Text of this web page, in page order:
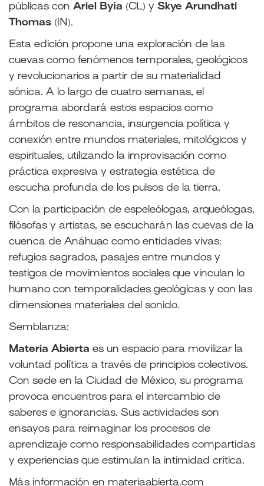
públicas con Ariel Byía (CL) y Skye Arundhati
Thomas (IN).
Esta edición propone una exploración de las
cuevas como fenómenos temporales, geológicos
y revolucionarios a partir de su materialidad
sónica. A lo largo de cuatro semanas, el
programa abordará estos espacios como
ámbitos de resonancia, insurgencia política y
conexión entre mundos materiales, mitológicos y
espirituales, utilizando la improvisación como
práctica expresiva y estrategia estética de
escucha profunda de los pulsos de la tierra.
Con la participación de espeleólogas, arqueólogas,
filósofas y artistas, se escucharán las cuevas de la
cuenca de Anáhuac como entidades vivas:
refugios sagrados, pasajes entre mundos y
testigos de movimientos sociales que vinculan lo
humano con temporalidades geológicas y con las
dimensiones materiales del sonido.
Semblanza:
Materia Abierta es un espacio para movilizar la
voluntad política a través de principios colectivos.
Con sede en la Ciudad de México, su programa
provoca encuentros para el intercambio de
saberes e ignorancias. Sus actividades son
ensayos para reimaginar los procesos de
aprendizaje como responsabilidades compartidas
y experiencias que estimulan la intimidad crítica.
Más información en materiaabierta.com